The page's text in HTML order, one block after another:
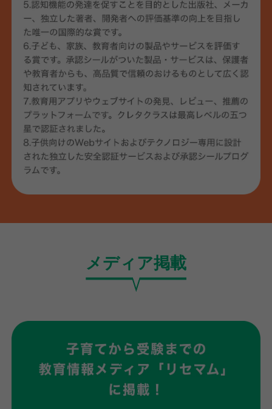
メディア掲載